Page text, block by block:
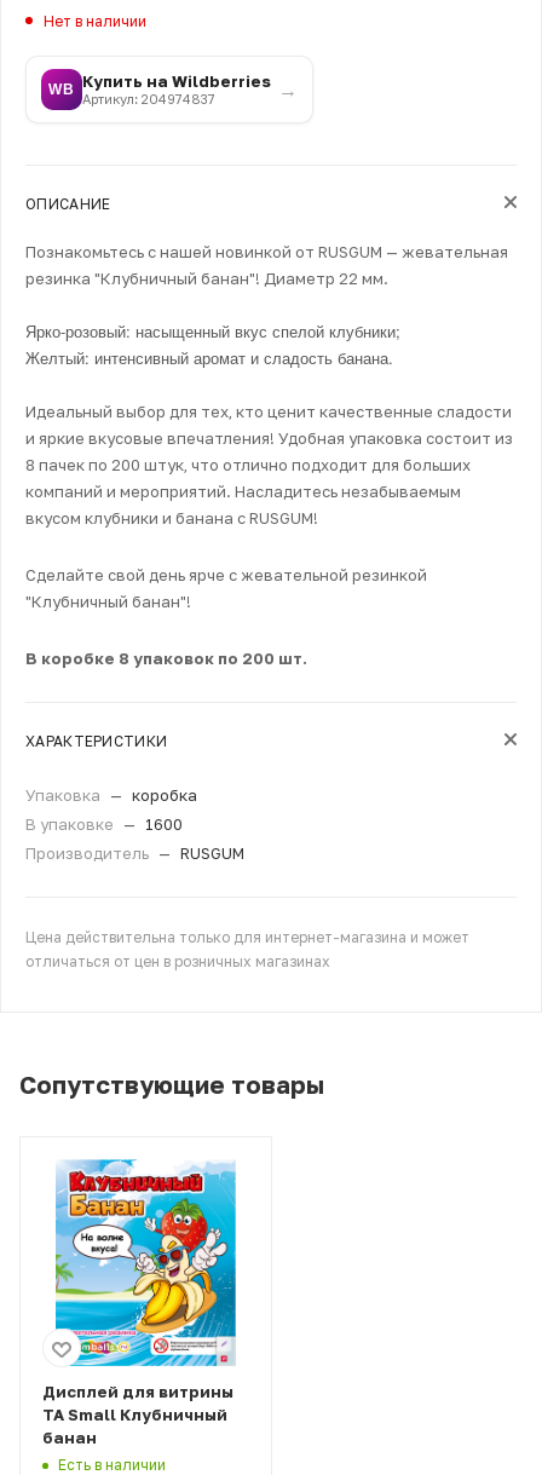
Нет в наличии
WB Купить на Wildberries
Артикул: 204974837 →
ОПИСАНИЕ
Познакомьтесь с нашей новинкой от RUSGUM — жевательная
резинка "Клубничный банан"! Диаметр 22 мм.
Ярко-розовый: насыщенный вкус спелой клубники;
Желтый: интенсивный аромат и сладость банана.
Идеальный выбор для тех, кто ценит качественные сладости
и яркие вкусовые впечатления! Удобная упаковка состоит из
8 пачек по 200 штук, что отлично подходит для больших
компаний и мероприятий. Насладитесь незабываемым
вкусом клубники и банана с RUSGUM!
Сделайте свой день ярче с жевательной резинкой
"Клубничный банан"!
В коробке 8 упаковок по 200 шт.
ХАРАКТЕРИСТИКИ
Упаковка — коробка
В упаковке
—
1600
Производитель — RUSGUM
Цена действительна только для интернет-магазина и может
отличаться от цен в розничных магазинах
Сопутствующие товары
Дисплей для витрины
ТА Small Клубничный
банан
Есть в наличии